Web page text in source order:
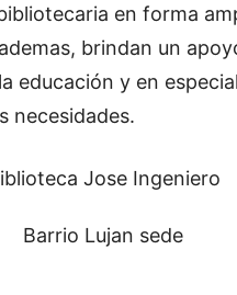
en forma
brindan un
educación y en
necesidades.